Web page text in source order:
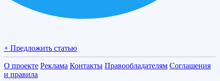
+ Предложить статью
О проекте Реклама Контакты Правообладателям Соглашения
и правила